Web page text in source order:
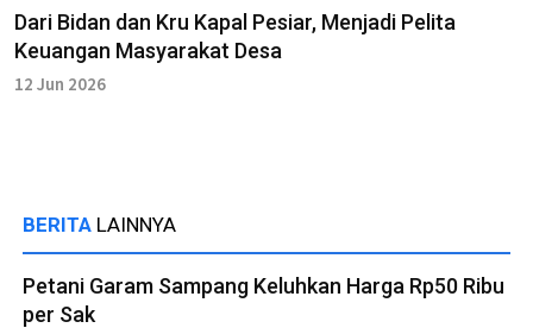
Dari Bidan dan Kru Kapal Pesiar, Menjadi Pelita
Keuangan Masyarakat Desa
12 Jun 2026
BERITA LAINNYA
Petani Garam Sampang Keluhkan Harga Rp50 Ribu
per Sak